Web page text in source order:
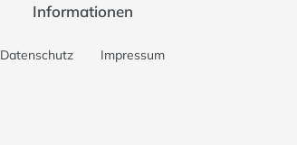
Informationen
Datenschutz Impressum